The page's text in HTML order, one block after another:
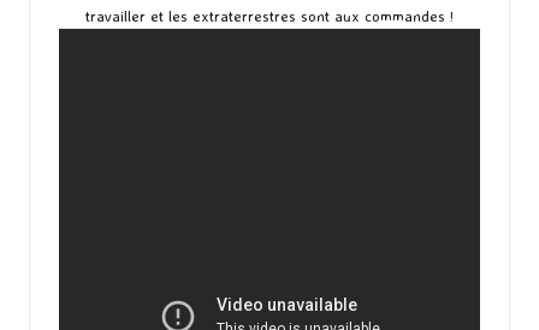
travailler et les extraterrestres sont aux commandes !